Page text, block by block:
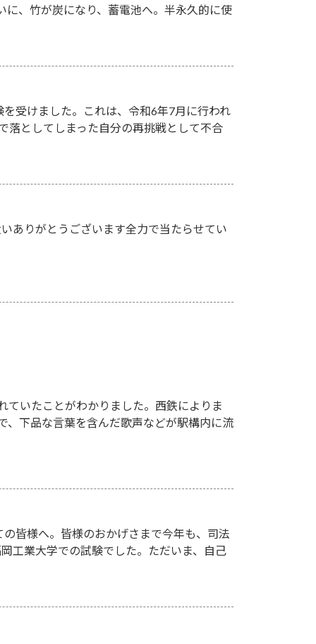
、竹が炭になり、蓄電池へ。半永久的に使
受けました。これは、令和6年7月に行われ
落としてしまった自分の再挑戦として不合
ありがとうございます全力で当たらせてい
ていたことがわかりました。西鉄によりま
、下品な言葉を含んだ歌声などが駅構内に流
皆様へ。皆様のおかげさまで今年も、司法
工業大学での試験でした。ただいま、自己